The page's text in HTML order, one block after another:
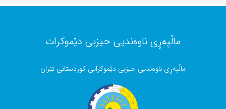
ماڵپەڕی ناوەندیی حیزبی دێموکرات
ماڵپەڕی ناوەندیی حیزبی دێموکراتی کوردستانی ئێران